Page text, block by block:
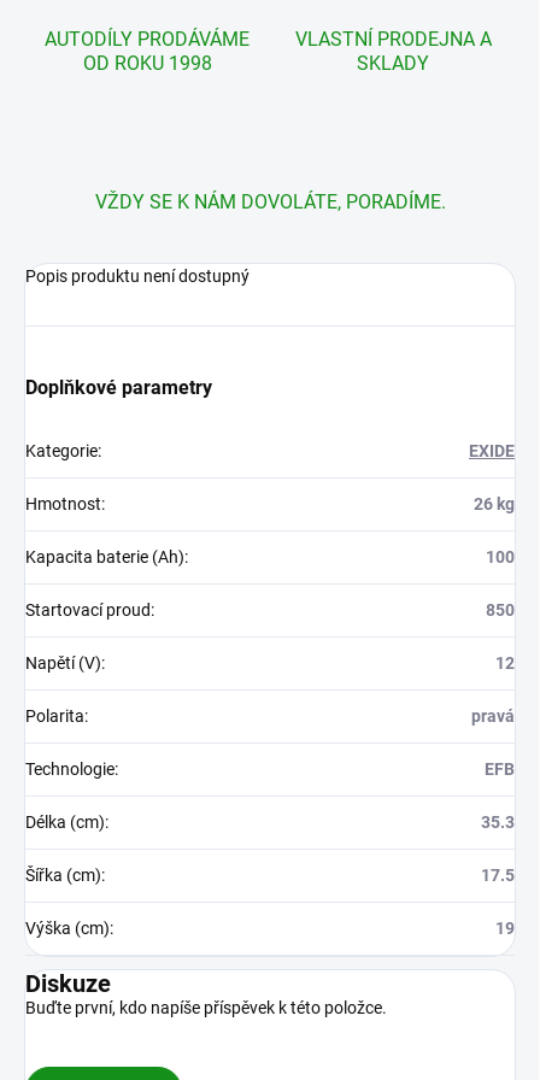
AUTODÍLY PRODÁVÁME
OD ROKU 1998
VLASTNÍ PRODEJNA A
SKLADY
VŽDY SE K NÁM DOVOLÁTE, PORADÍME.
Popis produktu není dostupný
Doplňkové parametry
Kategorie: EXIDE
Hmotnost: 26 kg
Kapacita baterie (Ah): 100
Startovací proud: 850
Napětí (V): 12
Polarita: pravá
Technologie: EFB
Délka (cm): 35.3
Šířka (cm): 17.5
Výška (cm): 19
Diskuze
Buďte první, kdo napíše příspěvek k této položce.